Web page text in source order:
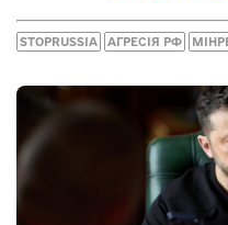
STOPRUSSIA АГРЕСІЯ РФ